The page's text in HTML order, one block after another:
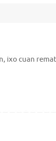
ixo cuan